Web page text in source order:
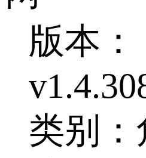
版本：
类别